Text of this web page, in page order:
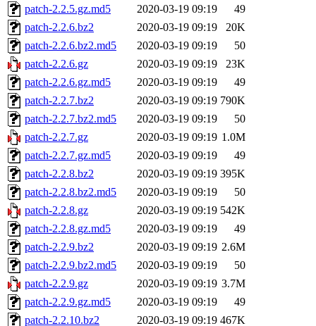
patch-2.2.5.gz.md5
2020-03-19 09:19
49
patch-2.2.6.bz2
2020-03-19 09:19
20K
patch-2.2.6.bz2.md5
2020-03-19 09:19
50
patch-2.2.6.gz
2020-03-19 09:19
23K
patch-2.2.6.gz.md5
2020-03-19 09:19
49
patch-2.2.7.bz2
2020-03-19 09:19 790K
patch-2.2.7.bz2.md5
2020-03-19 09:19
50
patch-2.2.7.gz
2020-03-19 09:19 1.0M
patch-2.2.7.gz.md5
2020-03-19 09:19
49
patch-2.2.8.bz2
2020-03-19 09:19 395K
patch-2.2.8.bz2.md5
2020-03-19 09:19
50
patch-2.2.8.gz
2020-03-19 09:19 542K
patch-2.2.8.gz.md5
2020-03-19 09:19
49
patch-2.2.9.bz2
2020-03-19 09:19 2.6M
patch-2.2.9.bz2.md5
2020-03-19 09:19
50
patch-2.2.9.gz
2020-03-19 09:19 3.7M
patch-2.2.9.gz.md5
2020-03-19 09:19
49
patch-2.2.10.bz2
2020-03-19 09:19 467K